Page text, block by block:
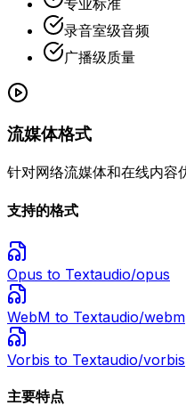
录音室级音频
广播级质量
流媒体格式
针对网络流媒体和在线内容
支持的格式
Opus to Textaudio/opus
WebM to Textaudio/webm
Vorbis to Textaudio/vorbis
主要特点